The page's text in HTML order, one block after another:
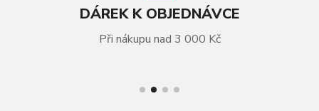
DÁREK K OBJEDNÁVCE
Při nákupu nad 3 000 Kč